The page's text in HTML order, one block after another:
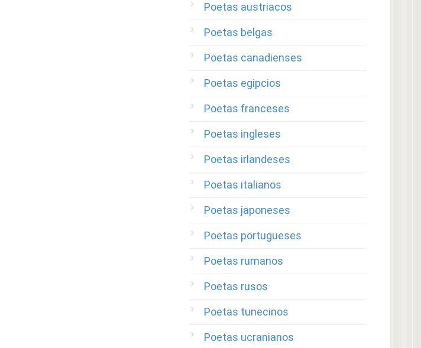
Poetas austriacos
Poetas belgas
Poetas canadienses
Poetas egipcios
Poetas franceses
Poetas ingleses
Poetas irlandeses
Poetas italianos
Poetas japoneses
Poetas portugueses
Poetas rumanos
Poetas rusos
Poetas tunecinos
Poetas ucranianos